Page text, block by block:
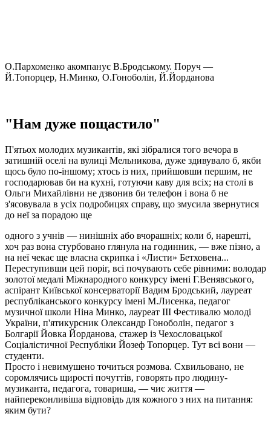
О.Пархоменко акомпанує В.Бродському. Поруч —
Й.Топорцер, Н.Минко, О.Гоноболін, Й.Йорданова
"Нам дуже пощастило"
П'ятьох молодих музикантів, які зібралися того вечора в
затишній оселі на вулиці Мельникова, дуже здивувало б, якби
щось було по-іншому; хтось із них, прийшовши першим, не
господарював би на кухні, готуючи каву для всіх; на столі в
Ольги Михайлівни не дзвонив би телефон і вона б не
з'ясовувала в усіх подробицях справу, що змусила звернутися
до неї за порадою ще
одного з учнів — нинішніх або вчорашніх; коли б, нарешті,
хоч раз вона стурбовано глянула на годинник, — вже пізно, а
на неї чекає ще власна скрипка і «Листи» Бетховена...
Переступивши цей поріг, всі почувають себе рівними: володар
золотої медалі Міжнародного конкурсу імені Г.Венявського,
аспірант Київської консерваторії Вадим Бродський, лауреат
республіканського конкурсу імені М.Лисенка, педагог
музичної школи Ніна Минко, лауреат III Фестивалю молоді
України, п'ятикурсник Олександр Гоноболін, педагог з
Болгарії Йовка Йорданова, стажер із Чехословацької
Соціалістичної Республіки Йозеф Топорцер. Тут всі вони —
студенти.
Просто і невимушено точиться розмова. Схвильовано, не
соромлячись щирості почуттів, говорять про людину-
музиканта, педагога, товариша, — чиє життя —
найпереконливіша відповідь для кожного з них на питання:
яким бути?